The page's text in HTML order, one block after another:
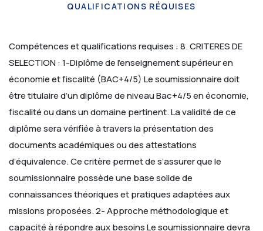
QUALIFICATIONS RÉQUISES
Compétences et qualifications requises :8. CRITERES DE
SELECTION :1-Diplôme de l’enseignement supérieur en
économie et fiscalité (BAC+4/5) Le soumissionnaire doit
être titulaire d’un diplôme de niveau Bac+4/5 en économie,
fiscalité ou dans un domaine pertinent. La validité de ce
diplôme sera vérifiée à travers la présentation des
documents académiques ou des attestations
d’équivalence. Ce critère permet de s’assurer que le
soumissionnaire possède une base solide de
connaissances théoriques et pratiques adaptées aux
missions proposées.2- Approche méthodologique et
capacité à répondre aux besoinsLe soumissionnaire devra